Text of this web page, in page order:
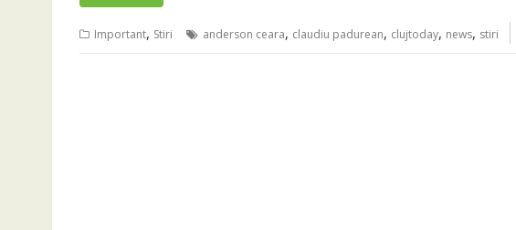
Important, Stiri anderson ceara, claudiu padurean, clujtoday, news, stiri